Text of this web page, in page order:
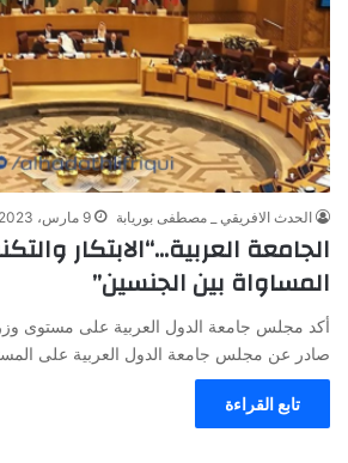
الحدث الافريقي _ مصطفى بوريابة 9 مارس، 2023
الجامعة العربية…“الابتكار
المساواة بين الجنسين”
أكد مجلس جامعة الدول العربية على مستوى
صادر عن مجلس جامعة الدول العربية على
تابع القراءة